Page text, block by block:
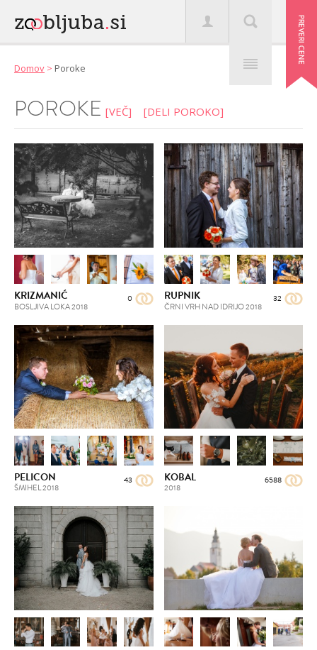
Domov > Poroke
POROKE [VEČ] [DELI POROKO]
0
KRIZMANIĆ
BOSLJIVA LOKA2018
32
RUPNIK
ČRNI VRH NAD IDRIJO2018
43
PELICON
ŠMIHEL2018
6588
KOBAL
2018